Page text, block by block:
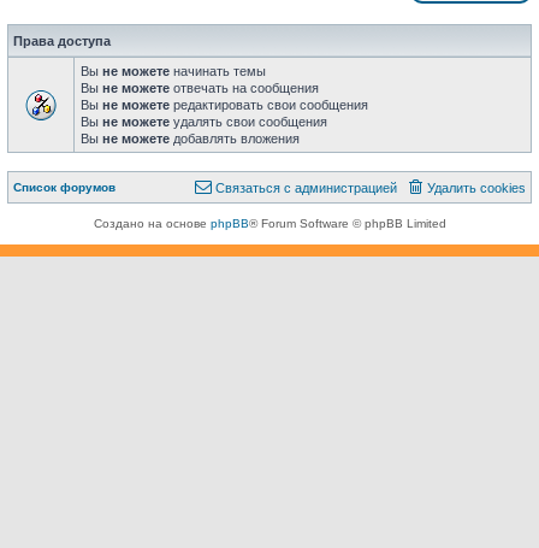
Права доступа
Вы не можете начинать темы
Вы не можете отвечать на сообщения
Вы не можете редактировать свои сообщения
Вы не можете удалять свои сообщения
Вы не можете добавлять вложения
Список форумов Удалить cookies
Связаться с
Связаться с администрацией
Создано на основе phpBB® Forum Software © phpBB Limited